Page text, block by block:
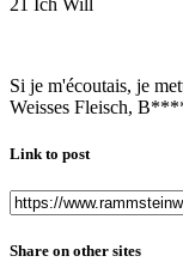
Si je m'écoutais, je
Weisses Fleisch,
Link to post
Share on other sites